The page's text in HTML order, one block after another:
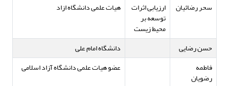
سحر رضائیان ارزیابی اثرات
توسعه بر
محیط زیست
هیات علمی دانشگاه ازاد
حسن رضایی
دانشگاه امام علی
فاطمه
رضویان
عضو هیات علمی دانشگاه آزاد اسلامی